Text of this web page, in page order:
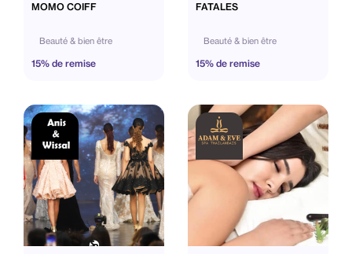
MOMO COIFF
Beauté & bien être
15% de remise
FATALES
Beauté & bien être
15% de remise